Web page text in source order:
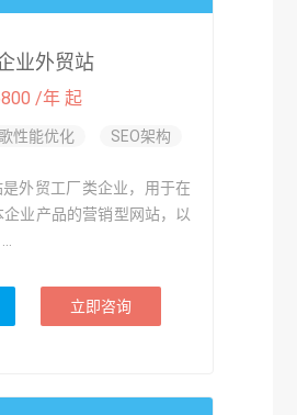
业外贸站
/年 起
性能优化 SEO架构
外贸工厂类企业，用于在
业产品的营销型网站，以
立即咨询